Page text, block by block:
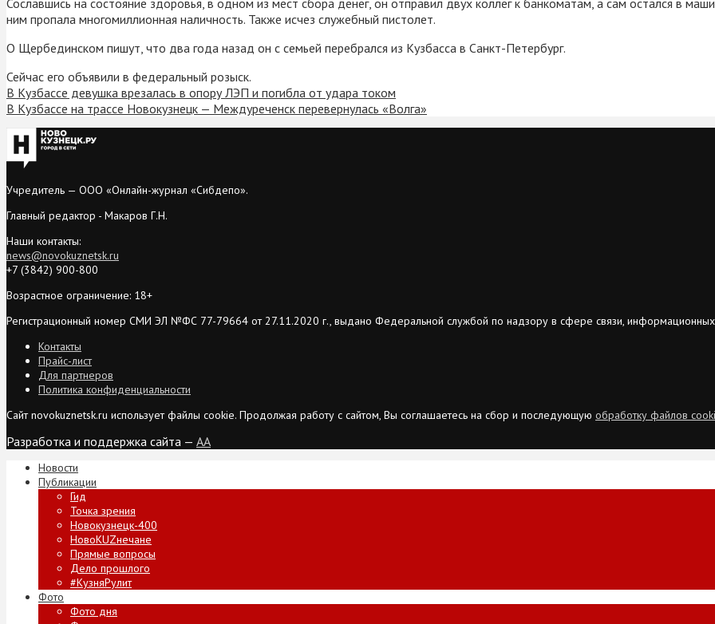
ним пропала многомиллионная наличность. Также исчез служебный пистолет.
О Щербединском пишут, что два года назад он с семьей перебрался из Кузбасса в Санкт-Петербург.
Сейчас его объявили в федеральный розыск.
В Кузбассе девушка врезалась в опору ЛЭП и погибла от удара током
В Кузбассе на трассе Новокузнецк — Междуреченск перевернулась «Волга»
Учредитель — ООО «Онлайн-журнал «Сибдепо».
Главный редактор - Макаров Г.Н.
Наши контакты:
news@novokuznetsk.ru
+7 (3842) 900-800
Возрастное ограничение: 18+
Регистрационный номер СМИ ЭЛ №ФС 77-79664 от 27.11.2020 г., выдано Федеральной службой по надзору в сфере связи, информационных
Контакты
Прайс-лист
Для партнеров
Политика конфиденциальности
Сайт novokuznetsk.ru использует файлы cookie. Продолжая работу с сайтом, Вы соглашаетесь на сбор и последующую обработку файлов
Разработка и поддержка сайта — AA
Новости
Публикации
Гид
Точка зрения
Новокузнецк-400
НовоKUZнечане
Прямые вопросы
Дело прошлого
#КузняРулит
Фото
Фото дня